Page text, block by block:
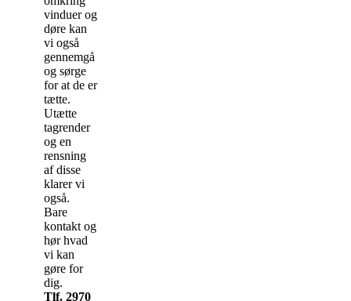
vinduer og
døre kan
vi også
gennemgå
og sørge
for at de er
tætte.
Utætte
tagrender
og en
rensning
af disse
klarer vi
også.
Bare
kontakt og
hør hvad
vi kan
gøre for
dig.
Tlf. 2970